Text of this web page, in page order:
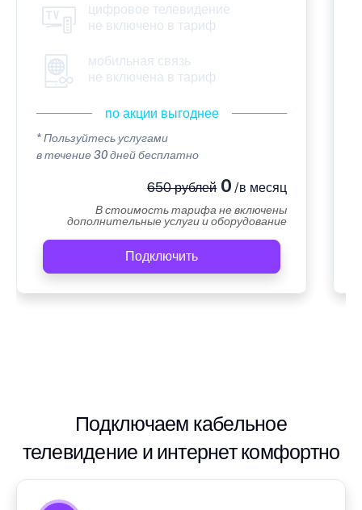
цифровое телевидение
не включено в тариф
мобильная связь
не включена в тариф
по акции выгоднее
* Пользуйтесь услугами
в течение 30 дней бесплатно
650 рублей0 /в месяц
В стоимость тарифа не включены
дополнительные услуги и оборудование
Подключить
Подключаем кабельное
телевидение и интернет комфортно